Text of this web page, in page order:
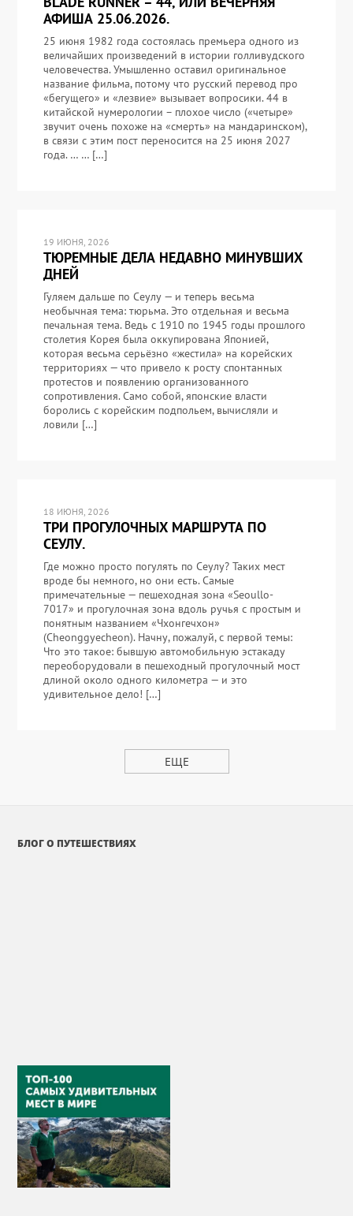
АФИША 25.06.2026.
25 июня 1982 года состоялась премьера одного из
величайших произведений в истории голливудского
человечества. Умышленно оставил оригинальное
название фильма, потому что русский перевод про
«бегущего» и «лезвие» вызывает вопросики. 44 в
китайской нумерологии – плохое число («четыре»
звучит очень похоже на «смерть» на мандаринском),
в связи с этим пост переносится на 25 июня 2027
года. … … […]
19 ИЮНЯ, 2026
ТЮРЕМНЫЕ ДЕЛА НЕДАВНО МИНУВШИХ
ДНЕЙ
Гуляем дальше по Сеулу — и теперь весьма
необычная тема: тюрьма. Это отдельная и весьма
печальная тема. Ведь с 1910 по 1945 годы прошлого
столетия Корея была оккупирована Японией,
которая весьма серьёзно «жестила» на корейских
территориях — что привело к росту спонтанных
протестов и появлению организованного
сопротивления. Само собой, японские власти
боролись с корейским подпольем, вычисляли и
ловили […]
18 ИЮНЯ, 2026
ТРИ ПРОГУЛОЧНЫХ МАРШРУТА ПО
СЕУЛУ.
Где можно просто погулять по Сеулу? Таких мест
вроде бы немного, но они есть. Самые
примечательные — пешеходная зона «Seoullo-
7017» и прогулочная зона вдоль ручья с простым и
понятным названием «Чхонгечхон»
(Cheonggyecheon). Начну, пожалуй, с первой темы:
Что это такое: бывшую автомобильную эстакаду
переоборудовали в пешеходный прогулочный мост
длиной около одного километра — и это
удивительное дело! […]
ЕЩЕ
БЛОГ О ПУТЕШЕСТВИЯХ